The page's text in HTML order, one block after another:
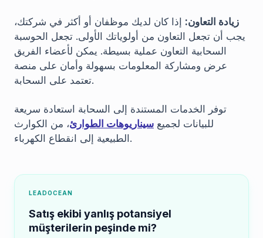
زيادة التعاون: إذا كان لديك موظفان أو أكثر في شركتك،
يجب أن تجعل التعاون من أولوياتك الأولى. تجعل الحوسبة
السحابية التعاون عملية بسيطة. يمكن لأعضاء الفريق
عرض ومشاركة المعلومات بسهولة وأمان على منصة
تعتمد على السحابة.
توفر الخدمات المستندة إلى السحابة استعادة سريعة
للبيانات لجميع سيناريوهات الطوارئ، من الكوارث
الطبيعية إلى انقطاع الكهرباء.
LEADOCEAN
Satış ekibi yanlış potansiyel
müşterilerin peşinde mi?